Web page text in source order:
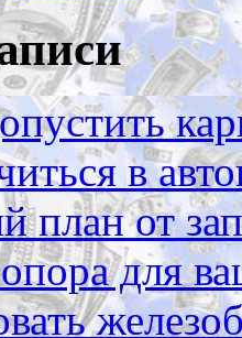
в
план от
для